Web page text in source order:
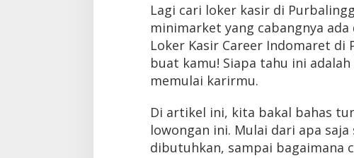
Lagi cari loker kasir di
minimarket yang cabangnya
Loker Kasir Career Indomaret
buat kamu! Siapa tahu ini
memulai karirmu.
Di artikel ini, kita bakal bahas
lowongan ini. Mulai dari apa
dibutuhkan, sampai bagaimana